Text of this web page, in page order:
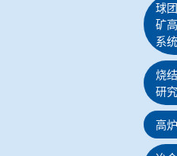
球
矿
系统
烧
研
高